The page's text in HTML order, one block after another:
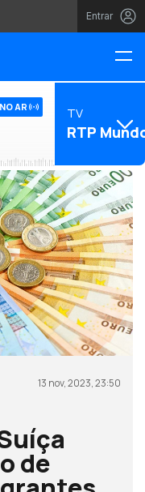
Entrar
NO AR TV
RTP
13 nov, 2023, 23:50
de